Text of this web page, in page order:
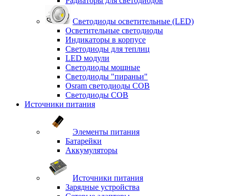
Светодиоды осветительные (LED)
Осветительные светодиоды
Индикаторы в корпусе
Светодиоды для теплиц
LED модули
Светодиоды мощные
Светодиоды "пираньи"
Osram светодиоды COB
Светодиоды COB
Источники питания
Элементы питания
Батарейки
Аккумуляторы
Источники питания
Зарядные устройства